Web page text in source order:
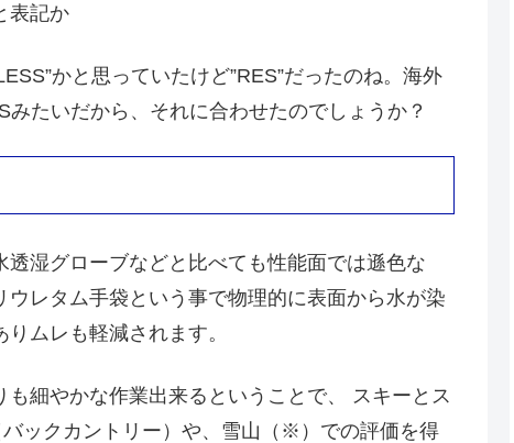
表記か
かと思っていたけど”RES”だったのね。海外
たいだから、それに合わせたのでしょうか？
湿グローブなどと比べても性能面では遜色な
レタム手袋という事で物理的に表面から水が染
ムレも軽減されます。
細やかな作業出来るということで、 スキーとス
ックカントリー）や、雪山（※）での評価を得